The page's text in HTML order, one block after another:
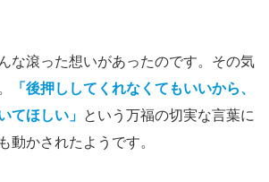
な滾った想いがあったのです。その気
「後押ししてくれなくてもいいから、
てほしい」 という万福の切実な言葉に
動かされたようです。